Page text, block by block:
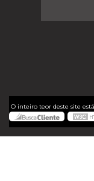
O inteiro teor deste site